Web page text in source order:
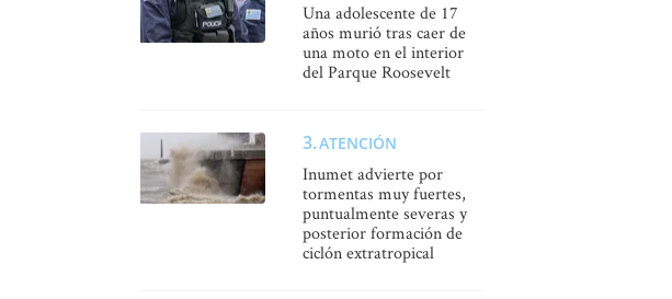
Una adolescente de 17
años murió tras caer de
una moto en el interior
del Parque Roosevelt
ATENCIÓN
Inumet advierte por
tormentas muy fuertes,
puntualmente severas y
posterior formación de
ciclón extratropical